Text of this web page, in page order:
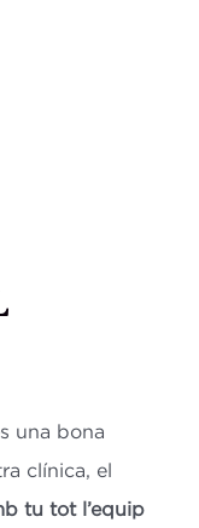
una bona
clínica, el
tu tot l’equip